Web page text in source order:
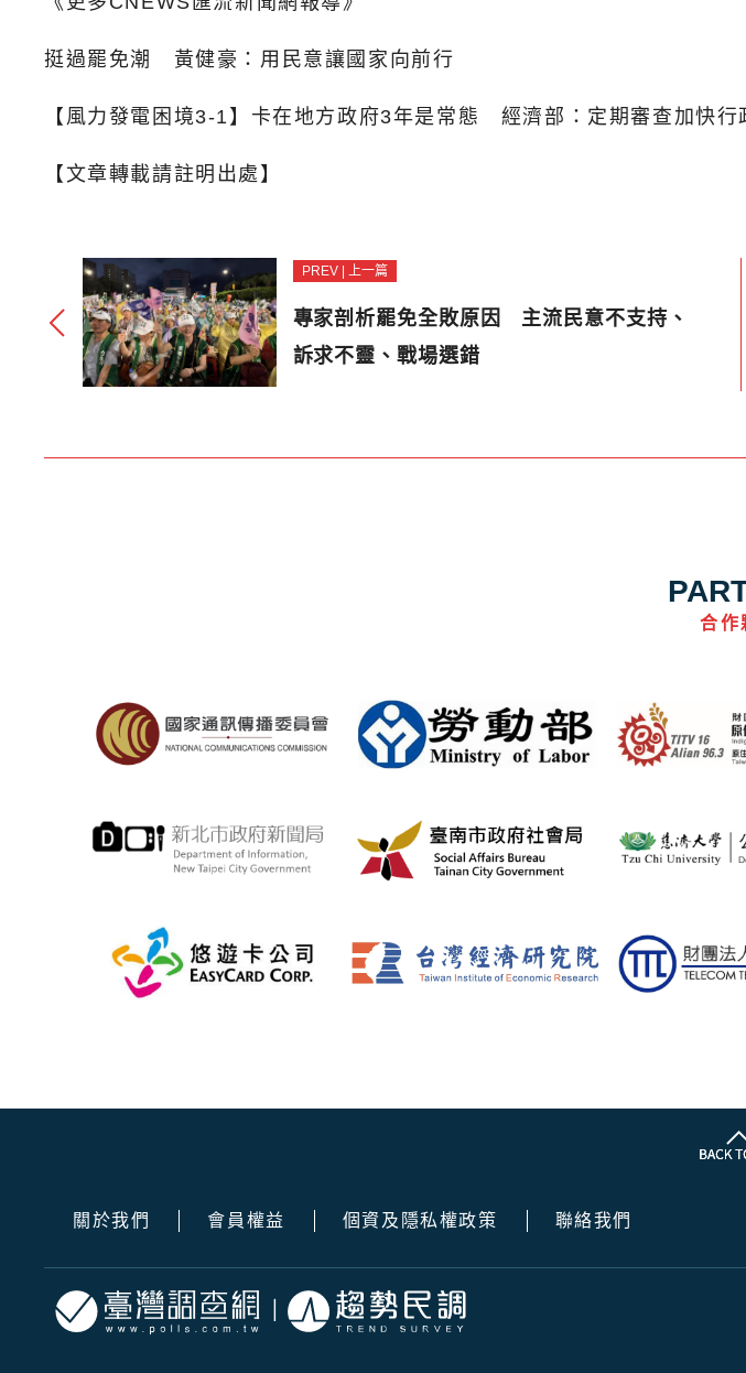
挺過罷免潮 黃健豪：用民意讓國家向前行
【風力發電困境3-1】卡在地方政府3年是常態 經濟部：定期審查加快行
【文章轉載請註明出處】
PREV | 上一篇
專家剖析罷免全敗原因 主流民意不支持、
訴求不靈、戰場選錯
合作
關於我們 會員權益 個資及隱私權政策 聯絡我們